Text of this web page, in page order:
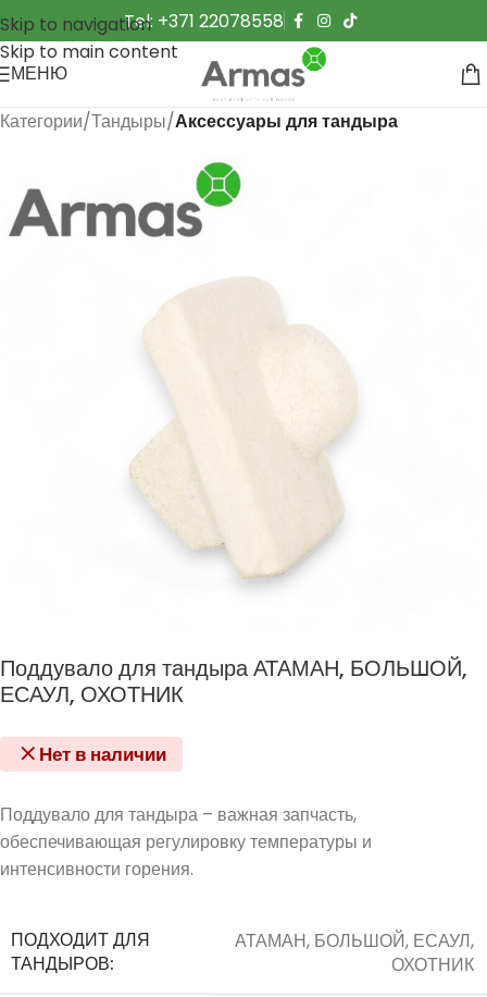
Skip to navigation
Skip to main content
Tel: +371 22078558
МЕНЮ
Категории Тандыры Аксессуары для тандыра
Поддувало для тандыра АТАМАН, БОЛЬШОЙ,
ЕСАУЛ, ОХОТНИК
Нет в наличии
Поддувало для тандыра – важная запчасть,
обеспечивающая регулировку температуры и
интенсивности горения.
ПОДХОДИТ ДЛЯ
ТАНДЫРОВ:
АТАМАН, БОЛЬШОЙ, ЕСАУЛ,
ОХОТНИК